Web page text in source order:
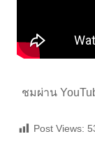
ชมผ่าน
Post Views: